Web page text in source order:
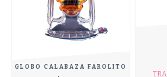
GLOBO CALABAZA FAROLITO